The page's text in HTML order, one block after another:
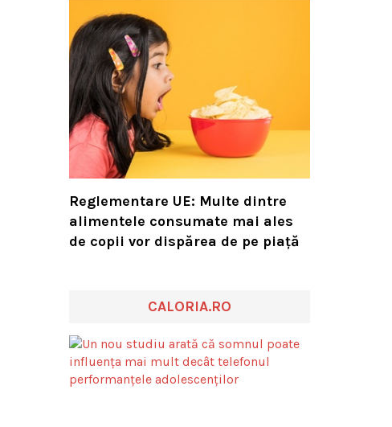
Reglementare UE: Multe dintre
alimentele consumate mai ales
de copii vor dispărea de pe piață
CALORIA.RO